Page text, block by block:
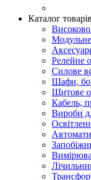
Каталог товарів
Релейне
Силове
Шафи,
Щитове
Кабель,
Вироби